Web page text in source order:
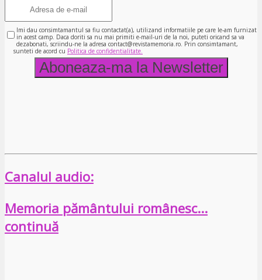
Imi dau consimtamantul sa fiu contactat(a), utilizand informatiile pe care le-am furnizat
in acest camp. Daca doriti sa nu mai primiti e-mail-uri de la noi, puteti oricand sa va
dezabonati, scriindu-ne la adresa contact@revistamemoria.ro. Prin consimtamant,
sunteti de acord cu Politica de confidentialitate.
Canalul audio:
Memoria pământului românesc…
continuă